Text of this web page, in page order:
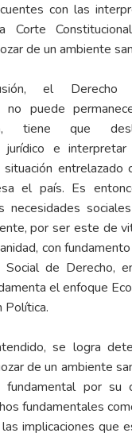
con las
Corte
de un ambiente
el Derecho
no puede
tiene que
jurídico e
situación entrelazado
el país. Es
necesidades
por ser este de
con
de Derecho,
el enfoque
Política.
se logra
de un ambiente
fundamental por su
fundamentales
implicaciones que